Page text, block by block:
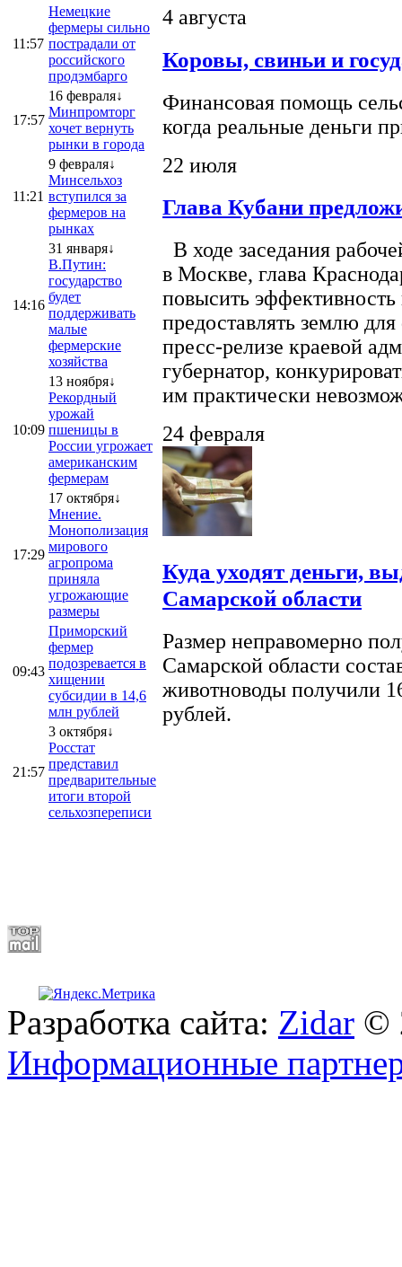
11:57
Немецкие
фермеры сильно
пострадали от
российского
продэмбарго
17:57
16 февраля↓
Минпромторг
хочет вернуть
рынки в города
11:21
9 февраля↓
Минсельхоз
вступился за
фермеров на
рынках
14:16
31 января↓
В.Путин:
государство
будет
поддерживать
малые
фермерские
хозяйства
10:09
13 ноября↓
Рекордный
урожай
пшеницы в
России угрожает
американским
фермерам
17:29
17 октября↓
Мнение.
Монополизация
мирового
агропрома
приняла
угрожающие
размеры
09:43
Приморский
фермер
подозревается в
хищении
субсидии в 14,6
млн рублей
21:57
3 октября↓
Росстат
представил
предварительные
итоги второй
сельхозпереписи
4 августа
Коровы, свиньи и
Финансовая помощь
когда реальные деньги
22 июля
Глава Кубани
В ходе заседания
в Москве, глава
повысить эффективность
предоставлять землю
пресс-релизе краевой
губернатор,
им практически
24 февраля
Куда уходят деньги,
Самарской области
Размер неправомерно
Самарской области
животноводы получили
рублей.
Разработка сайта: Zidar ©
Информационные